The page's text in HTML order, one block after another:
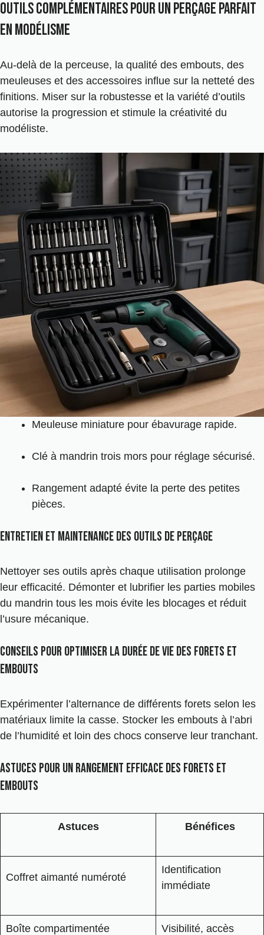
Outils complémentaires pour un perçage parfait
en modélisme
Au-delà de la perceuse, la qualité des embouts, des
meuleuses et des accessoires influe sur la netteté des
finitions. Miser sur la robustesse et la variété d’outils
autorise la progression et stimule la créativité du
modéliste.
Meuleuse miniature pour ébavurage rapide.
Clé à mandrin trois mors pour réglage sécurisé.
Rangement adapté évite la perte des petites
pièces.
Entretien et maintenance des outils de perçage
Nettoyer ses outils après chaque utilisation prolonge
leur efficacité. Démonter et lubrifier les parties mobiles
du mandrin tous les mois évite les blocages et réduit
l’usure mécanique.
Conseils pour optimiser la durée de vie des forets et
embouts
Expérimenter l’alternance de différents forets selon les
matériaux limite la casse. Stocker les embouts à l’abri
de l’humidité et loin des chocs conserve leur tranchant.
Astuces pour un rangement efficace des forets et
embouts
Astuces Bénéfices
Coffret aimanté numéroté
Identification
immédiate
Boîte compartimentée
Visibilité, accès